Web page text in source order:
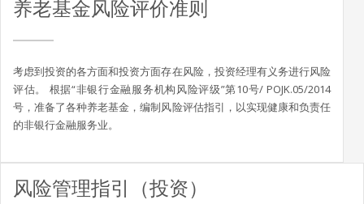
养老基金风险评价准则
考虑到投资的各方面和投资方面存在风险，投资经理有义务进行风险
评估。 根据“非银行金融服务机构风险评级”第10号/ POJK.05/2014
号，准备了各种养老基金，编制风险评估指引，以实现健康和负责任
的非银行金融服务业。
风险管理指引（投资）